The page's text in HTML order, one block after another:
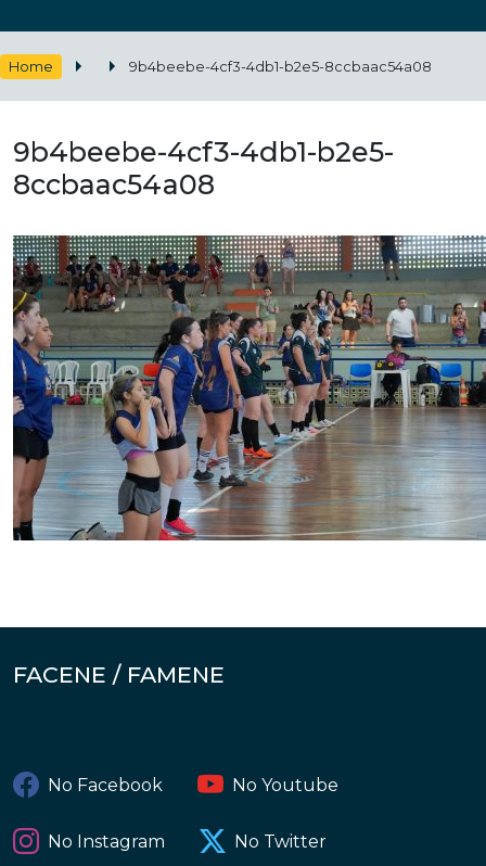
Home 9b4beebe-4cf3-4db1-b2e5-8ccbaac54a08
9b4beebe-4cf3-4db1-b2e5-
8ccbaac54a08
FACENE / FAMENE
No Facebook No Youtube
No Instagram No Twitter